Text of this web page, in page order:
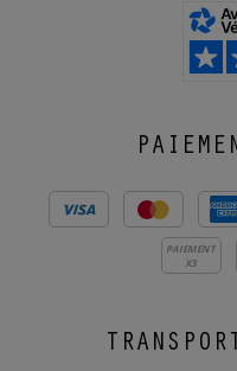
PAIEMENT
X3